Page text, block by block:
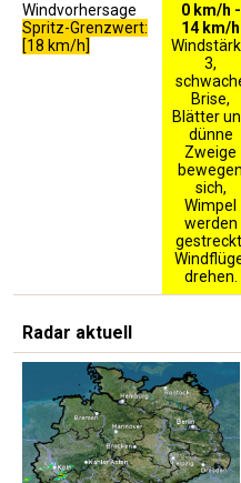
Windvorhersage
Spritz-Grenzwert:
[18 km/h]
0 km/h -
14 km/h
3,
Brise,
Blätter
dünne
Zweige
bewegen
sich,
Wimpel
werden
drehen.
Radar aktuell